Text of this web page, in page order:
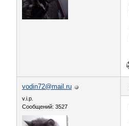
vodin72@mail.ru
v.i.p.
Сообщений: 3527